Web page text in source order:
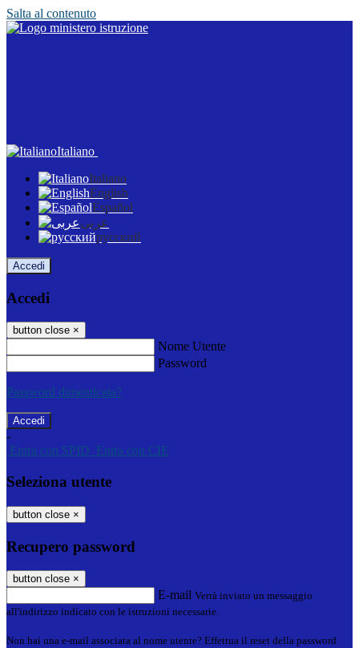
Salta al contenuto
Italiano
Italiano
English
Español
عربى
русский
Accedi
Accedi
button close ×
Nome Utente
Password
Password dimenticata?
-
Entra con SPID Entra con CIE
Seleziona utente
button close ×
Recupero password
button close ×
E-mail Verrà inviato un messaggio
all'indirizzo indicato con le istruzioni necessarie.
Non hai una e-mail associata al nome utente? Effettua il reset della password